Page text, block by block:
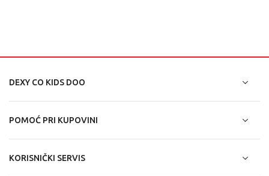
DEXY CO KIDS DOO
POMOĆ PRI KUPOVINI
KORISNIČKI SERVIS